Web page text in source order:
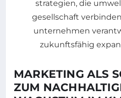
MARKETING ALS
ZUM